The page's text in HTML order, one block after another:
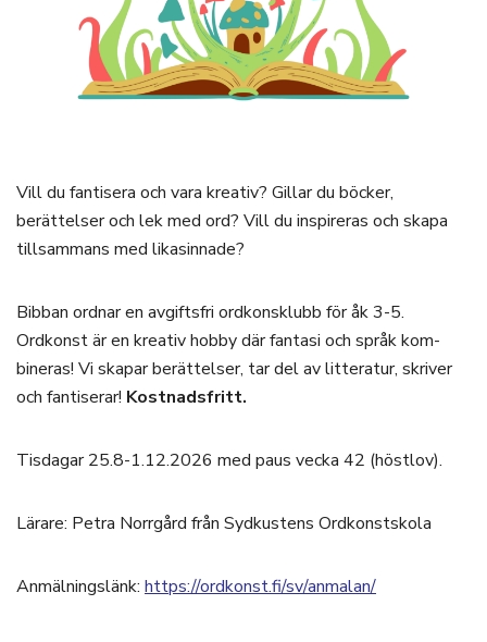
Vill du fantisera och vara kreativ? Gillar du böcker,
berättelser och lek med ord? Vill du inspireras och skapa
tillsammans med likasinnade?
Bibban ordnar en avgiftsfri ordkonsklubb för åk 3-5.
Ordkonst är en kreativ hobby där fantasi och språk kom­
bineras! Vi skapar berättelser, tar del av litteratur, skriver
och fantiserar! Kostnadsfritt.
Tisdagar 25.8-1.12.2026 med paus vecka 42 (höstlov).
Lärare: Petra Norrgård från Sydkustens Ordkonstskola
Anmälningslänk: https://ordkonst.fi/sv/anmalan/